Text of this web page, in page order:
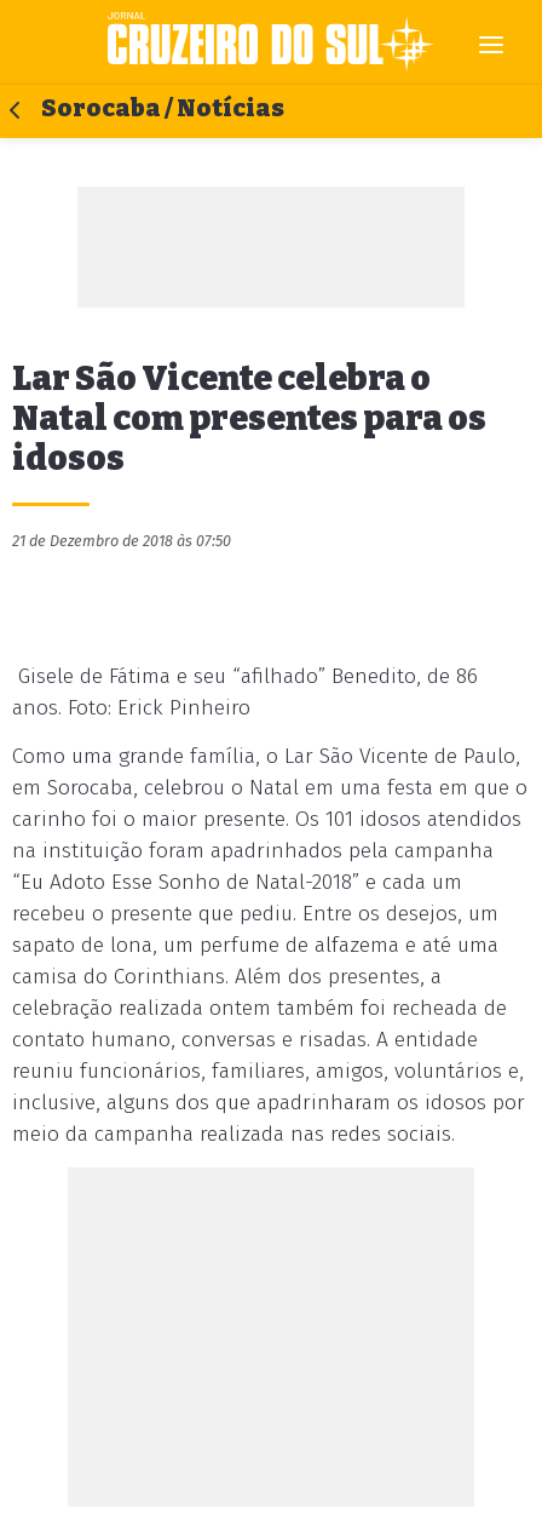
Sorocaba / Notícias
Lar São Vicente celebra o
Natal com presentes para os
idosos
21 de Dezembro de 2018 às 07:50
Gisele de Fátima e seu “afilhado” Benedito, de 86
anos. Foto: Erick Pinheiro
Como uma grande família, o Lar São Vicente de Paulo,
em Sorocaba, celebrou o Natal em uma festa em que o
carinho foi o maior presente. Os 101 idosos atendidos
na instituição foram apadrinhados pela campanha
“Eu Adoto Esse Sonho de Natal-2018” e cada um
recebeu o presente que pediu. Entre os desejos, um
sapato de lona, um perfume de alfazema e até uma
camisa do Corinthians. Além dos presentes, a
celebração realizada ontem também foi recheada de
contato humano, conversas e risadas. A entidade
reuniu funcionários, familiares, amigos, voluntários e,
inclusive, alguns dos que apadrinharam os idosos por
meio da campanha realizada nas redes sociais.